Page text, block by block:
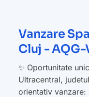
Vanzare
Cluj -
✨ Oportunitate
Ultracentral,
orientativ vanzare: